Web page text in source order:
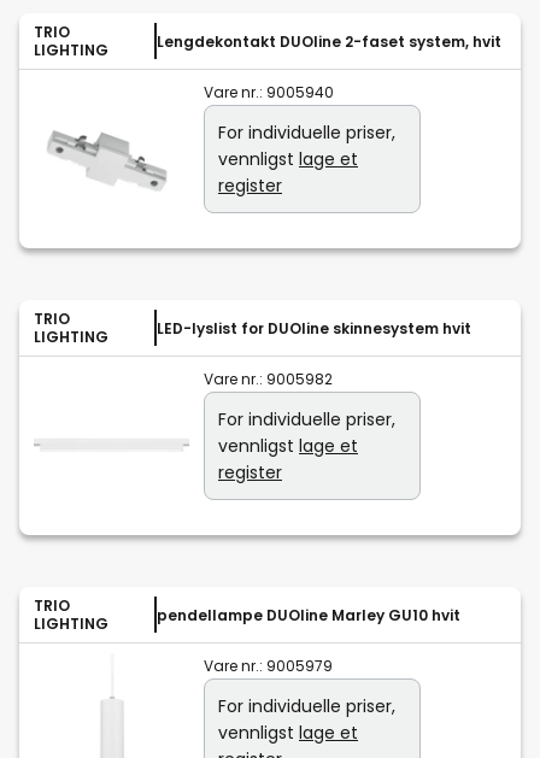
TRIO
LIGHTING
Lengdekontakt DUOline 2-faset system, hvit
Vare nr.: 9005940
For individuelle priser,
vennligst lage et
register
TRIO
LIGHTING
LED-lyslist for DUOline skinnesystem hvit
Vare nr.: 9005982
For individuelle priser,
vennligst lage et
register
TRIO
LIGHTING
pendellampe DUOline Marley GU10 hvit
Vare nr.: 9005979
For individuelle priser,
vennligst lage et